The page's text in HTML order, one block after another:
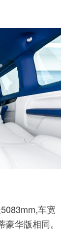
车宽
华版相同。